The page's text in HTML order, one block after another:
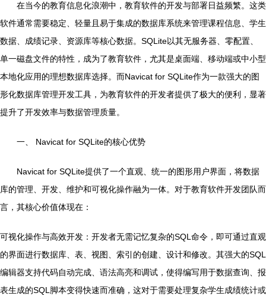
在当今的教育信息化浪潮中，教育软件的开发与部署日益频繁。这类
软件通常需要稳定、轻量且易于集成的数据库系统来管理课程信息、学生
数据、成绩记录、资源库等核心数据。SQLite以其无服务器、零配置、
单一磁盘文件的特性，成为了教育软件，尤其是桌面端、移动端或中小型
本地化应用的理想数据库选择。而Navicat for SQLite作为一款强大的图
形化数据库管理开发工具，为教育软件的开发者提供了极大的便利，显著
提升了开发效率与数据管理质量。
一、 Navicat for SQLite的核心优势
Navicat for SQLite提供了一个直观、统一的图形用户界面，将数据
库的管理、开发、维护和可视化操作融为一体。对于教育软件开发团队而
言，其核心价值体现在：
可视化操作与高效开发：开发者无需记忆复杂的SQL命令，即可通过直观
的界面进行数据库、表、视图、索引的创建、设计和修改。其强大的SQL
编辑器支持代码自动完成、语法高亮和调试，使得编写用于数据查询、报
表生成的SQL脚本变得快速而准确，这对于需要处理复杂学生成绩统计或